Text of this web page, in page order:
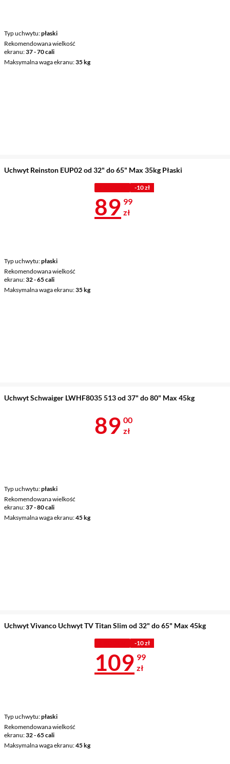
Typ uchwytu płaski
Rekomendowana wielkość
ekranu 37 - 70 cali
Maksymalna waga ekranu 35 kg
Uchwyt Reinston EUP02 od 32" do 65" Max 35kg Płaski
Typ uchwytu płaski
Rekomendowana wielkość
ekranu 32 - 65 cali
Maksymalna waga ekranu 35 kg
-10 zł
Cena 89,99
89 99
zł
Uchwyt Schwaiger LWHF8035 513 od 37" do 80" Max 45kg
Typ uchwytu płaski
Rekomendowana wielkość
ekranu 37 - 80 cali
Maksymalna waga ekranu 45 kg
Cena 89 zł
89 00
zł
Uchwyt Vivanco Uchwyt TV Titan Slim od 32" do 65" Max 45kg
Typ uchwytu płaski
Rekomendowana wielkość
ekranu 32 - 65 cali
Maksymalna waga ekranu 45 kg
-10 zł
Cena 109,99
109 99
zł